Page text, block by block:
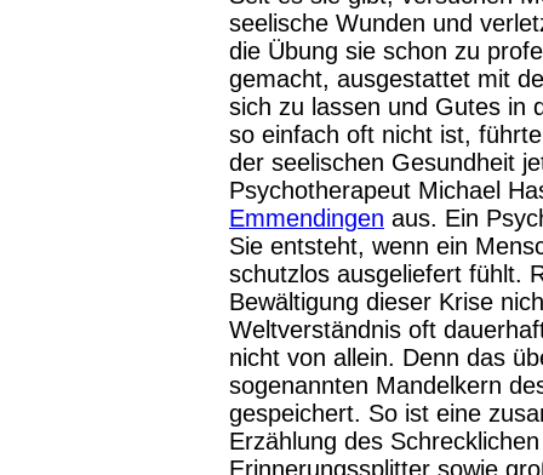
seelische Wunden und
die Übung sie schon zu
gemacht, ausgestattet mit
sich zu lassen und Gutes in
so einfach oft nicht ist,
der seelischen Gesundheit
Psychotherapeut Michael
Emmendingen aus. Ein
Sie entsteht, wenn ein
schutzlos ausgeliefert fühlt.
Bewältigung dieser Krise
Weltverständnis oft
nicht von allein. Denn das
sogenannten Mandelkern
gespeichert. So ist eine
Erzählung des
Erinnerungssplitter sowie